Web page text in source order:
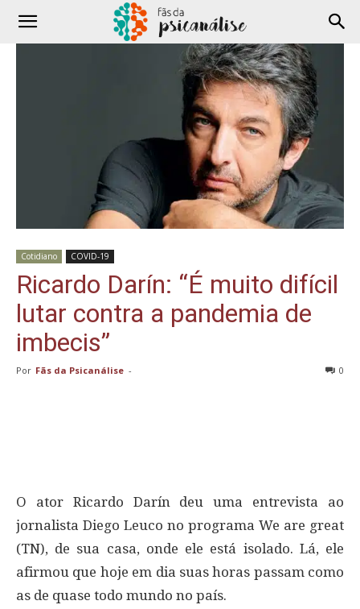
Cotidiano COVID-19
Ricardo Darín: “É muito difícil
lutar contra a pandemia de
imbecis”
Por Fãs da Psicanálise - 0
O ator Ricardo Darín deu uma entrevista ao
jornalista Diego Leuco no programa We are great
(TN), de sua casa, onde ele está isolado. Lá, ele
afirmou que hoje em dia suas horas passam como
as de quase todo mundo no país.